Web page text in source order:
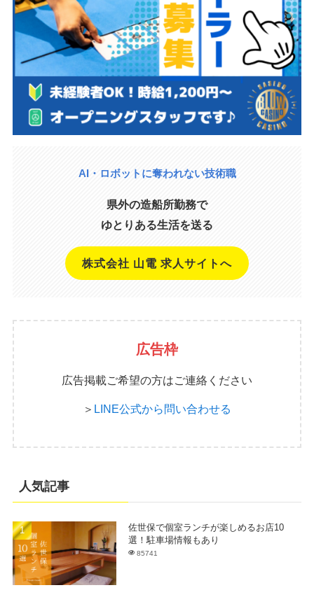
AI・ロボットに奪われない技術職
県外の造船所勤務で
ゆとりある生活を送る
株式会社 山電 求人サイトへ
広告枠
広告掲載ご希望の方はご連絡ください
＞ LINE公式から問い合わせる
人気記事
佐世保で個室ランチが楽しめるお店10
選！駐車場情報もあり
85741